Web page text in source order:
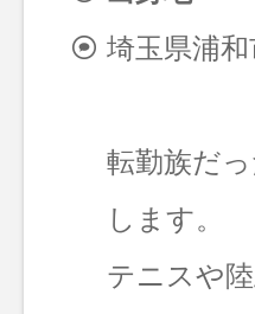
埼玉県浦
転勤族だ
します。
テニスや